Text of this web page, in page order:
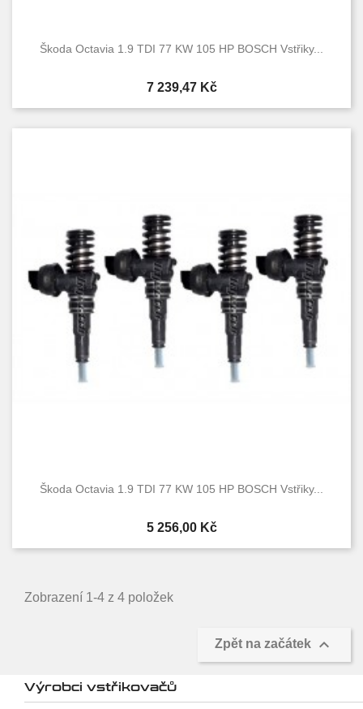
Škoda Octavia 1.9 TDI 77 KW 105 HP BOSCH Vstřiky...
Cena
7 239,47 Kč
Škoda Octavia 1.9 TDI 77 KW 105 HP BOSCH Vstřiky...
Cena
5 256,00 Kč
Zobrazení 1-4 z 4 položek
Zpět na začátek 
Výrobci vstřikovačů